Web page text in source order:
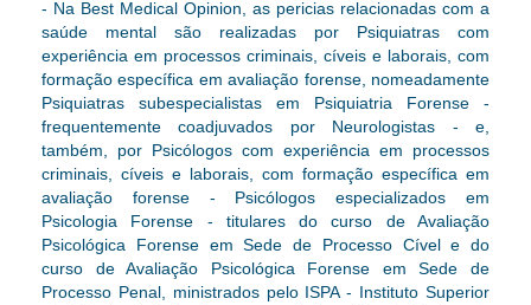
- Na Best Medical Opinion, as pericias relacionadas com a
saúde mental são realizadas por Psiquiatras com
experiência em processos criminais, cíveis e laborais, com
formação específica em avaliação forense, nomeadamente
Psiquiatras subespecialistas em Psiquiatria Forense -
frequentemente coadjuvados por Neurologistas - e,
também, por Psicólogos com experiência em processos
criminais, cíveis e laborais, com formação específica em
avaliação forense - Psicólogos especializados em
Psicologia Forense - titulares do curso de Avaliação
Psicológica Forense em Sede de Processo Cível e do
curso de Avaliação Psicológica Forense em Sede de
Processo Penal, ministrados pelo ISPA - Instituto Superior